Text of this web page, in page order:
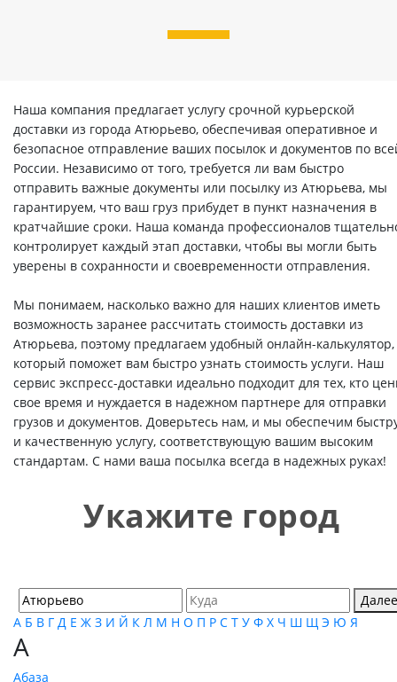
Наша компания предлагает услугу срочной курьерской
доставки из города Атюрьево, обеспечивая оперативное и
безопасное отправление ваших посылок и документов по
России. Независимо от того, требуется ли вам быстро
отправить важные документы или посылку из Атюрьева, мы
гарантируем, что ваш груз прибудет в пункт назначения в
кратчайшие сроки. Наша команда профессионалов
контролирует каждый этап доставки, чтобы вы могли быть
уверены в сохранности и своевременности отправления.
Мы понимаем, насколько важно для наших клиентов иметь
возможность заранее рассчитать стоимость доставки из
Атюрьева, поэтому предлагаем удобный онлайн-калькулятор,
который поможет вам быстро узнать стоимость услуги. Наш
сервис экспресс-доставки идеально подходит для тех, кто
свое время и нуждается в надежном партнере для отправки
грузов и документов. Доверьтесь нам, и мы обеспечим
и качественную услугу, соответствующую вашим высоким
стандартам. С нами ваша посылка всегда в надежных руках!
Укажите город
Далее
А Б В Г Д Е Ж З И Й К Л М Н О П Р С Т У Ф Х Ч Ш Щ Э Ю Я
А
Абаза